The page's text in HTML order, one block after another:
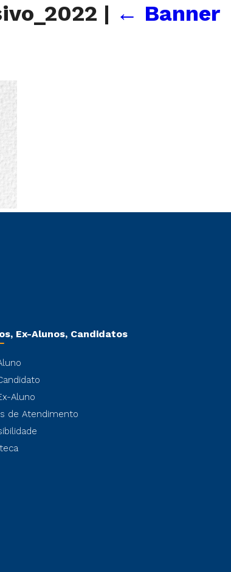
| ← Banner
Ex-Alunos, Candidatos
Aluno
de Atendimento